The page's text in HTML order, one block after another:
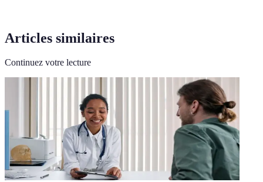
Articles similaires
Continuez votre lecture